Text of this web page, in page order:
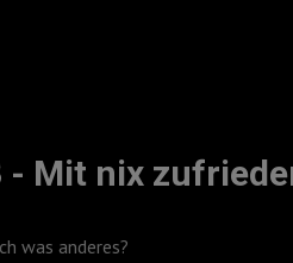
Im Mittelpunkt steht die Frage:
Persönlichkeit und Identität
welche Facetten von mir ich in
nicht bedeutet, alles
betreiben, um andere
- Mit nix
was anderes?